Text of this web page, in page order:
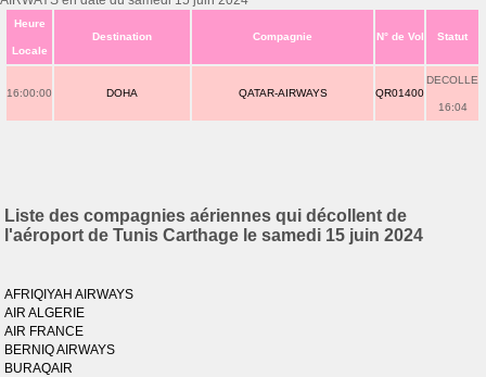
Heure
Locale
Destination Compagnie N° de Vol Statut
16:00:00 DOHA QATAR-AIRWAYS QR01400
DECOLLE
16:04
Liste des compagnies aériennes qui décollent de
l'aéroport de Tunis Carthage le samedi 15 juin 2024
AFRIQIYAH AIRWAYS
AIR ALGERIE
AIR FRANCE
BERNIQ AIRWAYS
BURAQAIR